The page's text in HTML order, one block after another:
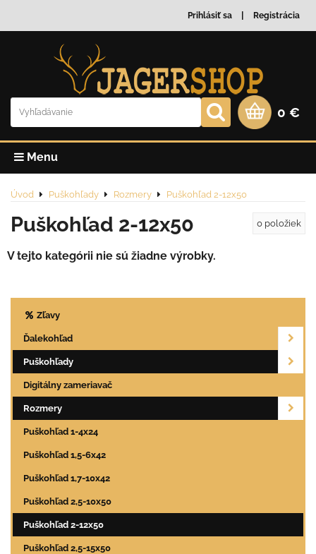
Prihlásiť sa Registrácia
0 €
Menu
Úvod Puškohľady Rozmery Puškohľad 2-12x50
Puškohľad 2-12x50 0 položiek
Zľavy
Ďalekohľad
Puškohľady
Digitálny zameriavač
Rozmery
Puškohľad 1-4x24
Puškohľad 1,5-6x42
Puškohľad 1,7-10x42
Puškohľad 2,5-10x50
Puškohľad 2-12x50
Puškohľad 2,5-15x50